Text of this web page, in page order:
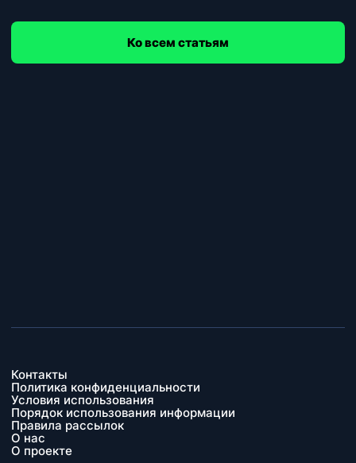
Ко всем статьям
Контакты
Политика конфиденциальности
Условия использования
Порядок использования информации
Правила рассылок
О нас
О проекте